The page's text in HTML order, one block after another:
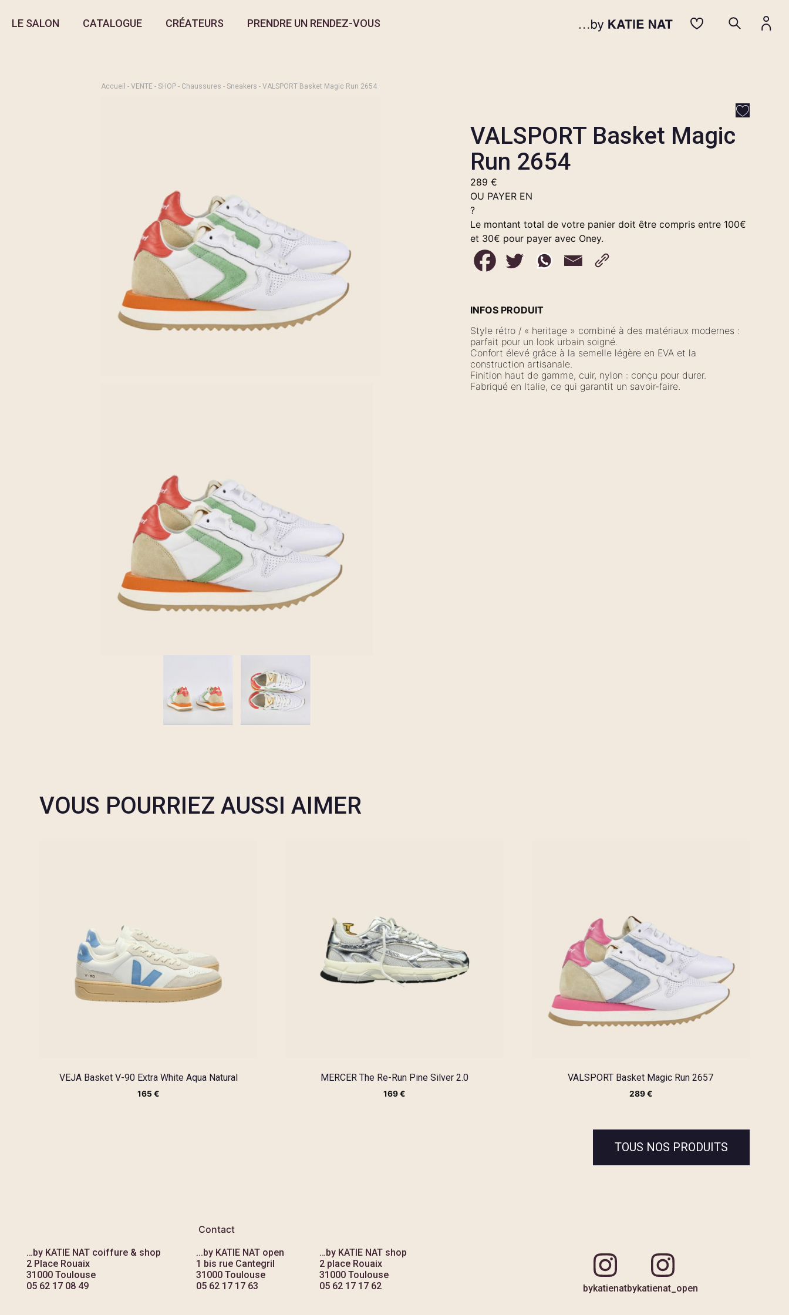
LE SALON CATALOGUE CRÉATEURS PRENDRE UN RENDEZ-VOUS
Accueil - VENTE - SHOP - Chaussures - Sneakers - VALSPORT Basket Magic Run 2654
VALSPORT Basket Magic
Run 2654
289 €
OU PAYER EN
?
Le montant total de votre panier doit être compris entre 100€
et 30€ pour payer avec Oney.
INFOS PRODUIT
Style rétro / « heritage » combiné à des matériaux modernes :
parfait pour un look urbain soigné.
Confort élevé grâce à la semelle légère en EVA et la
construction artisanale.
Finition haut de gamme, cuir, nylon : conçu pour durer.
Fabriqué en Italie, ce qui garantit un savoir-faire.
VOUS POURRIEZ AUSSI AIMER
VEJA Basket V-90 Extra White Aqua Natural
165€
MERCER The Re-Run Pine Silver 2.0
169€
VALSPORT Basket Magic Run 2657
289€
TOUS NOS PRODUITS
Contact
…by KATIE NAT coiffure & shop
2 Place Rouaix
31000 Toulouse
05 62 17 08 49
...by KATIE NAT open
1 bis rue Cantegril
31000 Toulouse
05 62 17 17 63
…by KATIE NAT shop
2 place Rouaix
31000 Toulouse
05 62 17 17 62
bykatienatbykatienat_open